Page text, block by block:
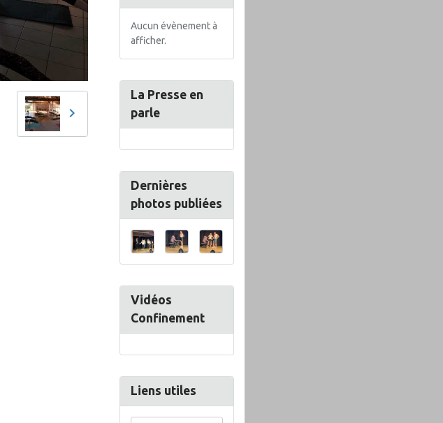
Aucun évènement à
afficher.
La Presse en
parle
Dernières
photos publiées
Vidéos
Confinement
Liens utiles